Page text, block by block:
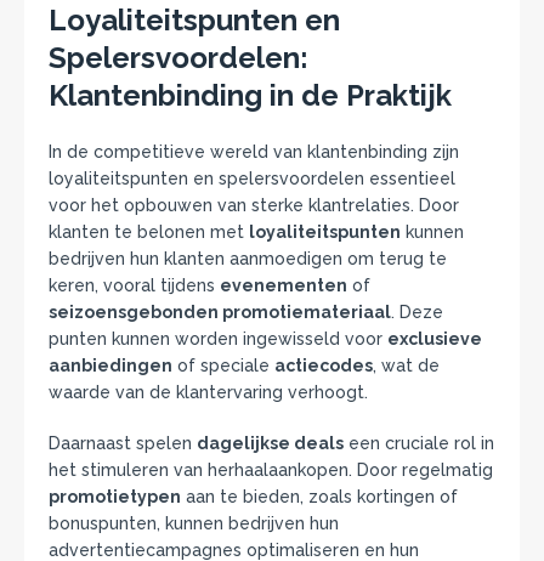
Loyaliteitspunten en
Spelersvoordelen:
Klantenbinding in de Praktijk
In de competitieve wereld van klantenbinding zijn
loyaliteitspunten en spelersvoordelen essentieel
voor het opbouwen van sterke klantrelaties. Door
klanten te belonen met loyaliteitspunten kunnen
bedrijven hun klanten aanmoedigen om terug te
keren, vooral tijdens evenementen of
seizoensgebonden promotiemateriaal. Deze
punten kunnen worden ingewisseld voor exclusieve
aanbiedingen of speciale actiecodes, wat de
waarde van de klantervaring verhoogt.
Daarnaast spelen dagelijkse deals een cruciale rol in
het stimuleren van herhaalaankopen. Door regelmatig
promotietypen aan te bieden, zoals kortingen of
bonuspunten, kunnen bedrijven hun
advertentiecampagnes optimaliseren en hun